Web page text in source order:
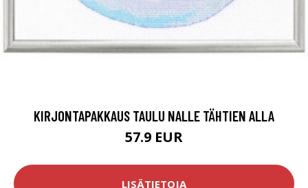
KIRJONTAPAKKAUS TAULU NALLE TÄHTIEN ALLA
57.9 EUR
LISÄTIETOJA